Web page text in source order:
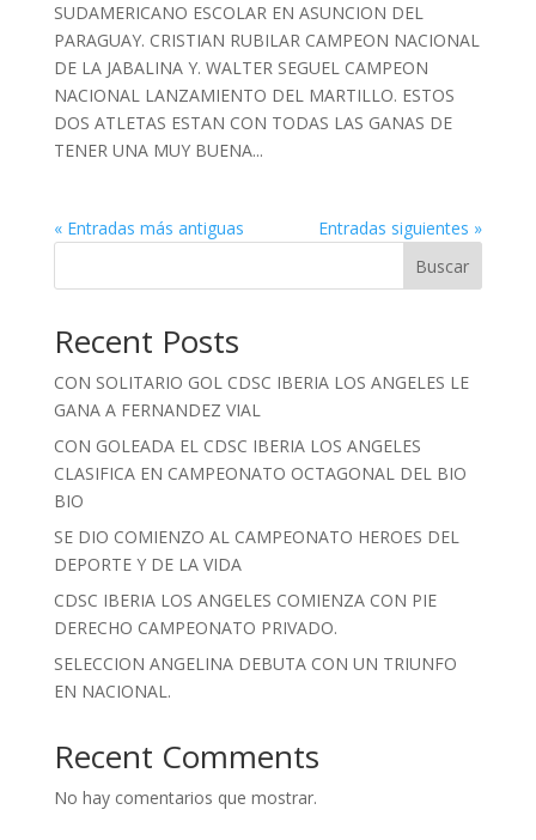
SUDAMERICANO ESCOLAR EN ASUNCION DEL
PARAGUAY. CRISTIAN RUBILAR CAMPEON NACIONAL
DE LA JABALINA Y. WALTER SEGUEL CAMPEON
NACIONAL LANZAMIENTO DEL MARTILLO. ESTOS
DOS ATLETAS ESTAN CON TODAS LAS GANAS DE
TENER UNA MUY BUENA...
« Entradas más antiguas
Entradas siguientes »
Buscar
Recent Posts
CON SOLITARIO GOL CDSC IBERIA LOS ANGELES LE
GANA A FERNANDEZ VIAL
CON GOLEADA EL CDSC IBERIA LOS ANGELES
CLASIFICA EN CAMPEONATO OCTAGONAL DEL BIO
BIO
SE DIO COMIENZO AL CAMPEONATO HEROES DEL
DEPORTE Y DE LA VIDA
CDSC IBERIA LOS ANGELES COMIENZA CON PIE
DERECHO CAMPEONATO PRIVADO.
SELECCION ANGELINA DEBUTA CON UN TRIUNFO
EN NACIONAL.
Recent Comments
No hay comentarios que mostrar.